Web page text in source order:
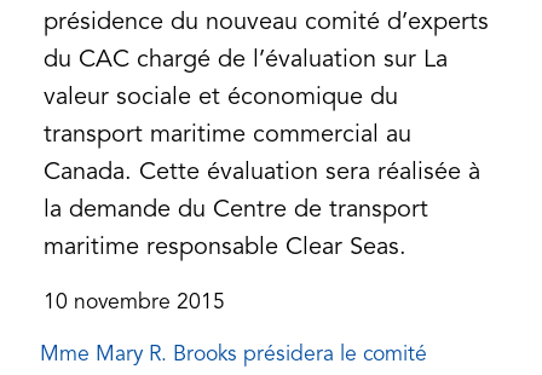
présidence du nouveau comité d’experts
du CAC chargé de l’évaluation sur La
valeur sociale et économique du
transport maritime commercial au
Canada. Cette évaluation sera réalisée à
la demande du Centre de transport
maritime responsable Clear Seas.
10 novembre 2015
Mme Mary R. Brooks présidera le comité